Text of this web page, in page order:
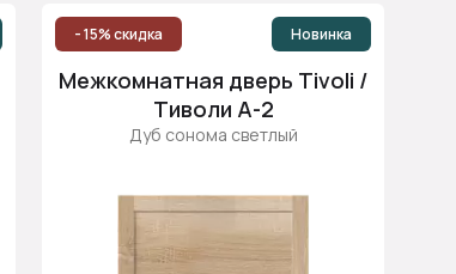
- 15% скидка Новинка
Межкомнатная дверь Tivoli /
Тиволи А-2
Дуб сонома светлый